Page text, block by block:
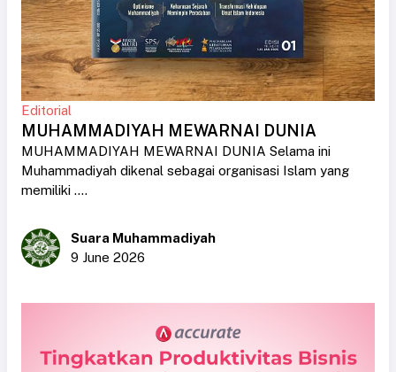
Editorial
MUHAMMADIYAH MEWARNAI DUNIA
MUHAMMADIYAH MEWARNAI DUNIA Selama ini
Muhammadiyah dikenal sebagai organisasi Islam yang
memiliki ....
Suara Muhammadiyah
9 June 2026